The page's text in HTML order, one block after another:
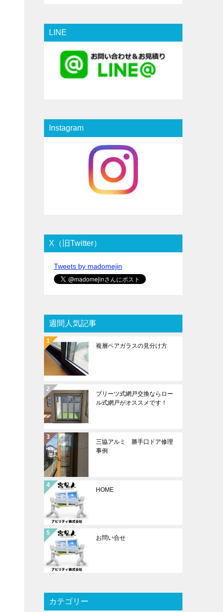
LINE
Instagram
X（旧Twitter）
Tweets by madomejin
週間人気記事
複層ペアガラスの見分け方
プリーツ式網戸交換ならロー
ル式網戸がオススメです！
三協アルミ 勝手口ドア修理
事例
HOME
お問い合せ
カテゴリー